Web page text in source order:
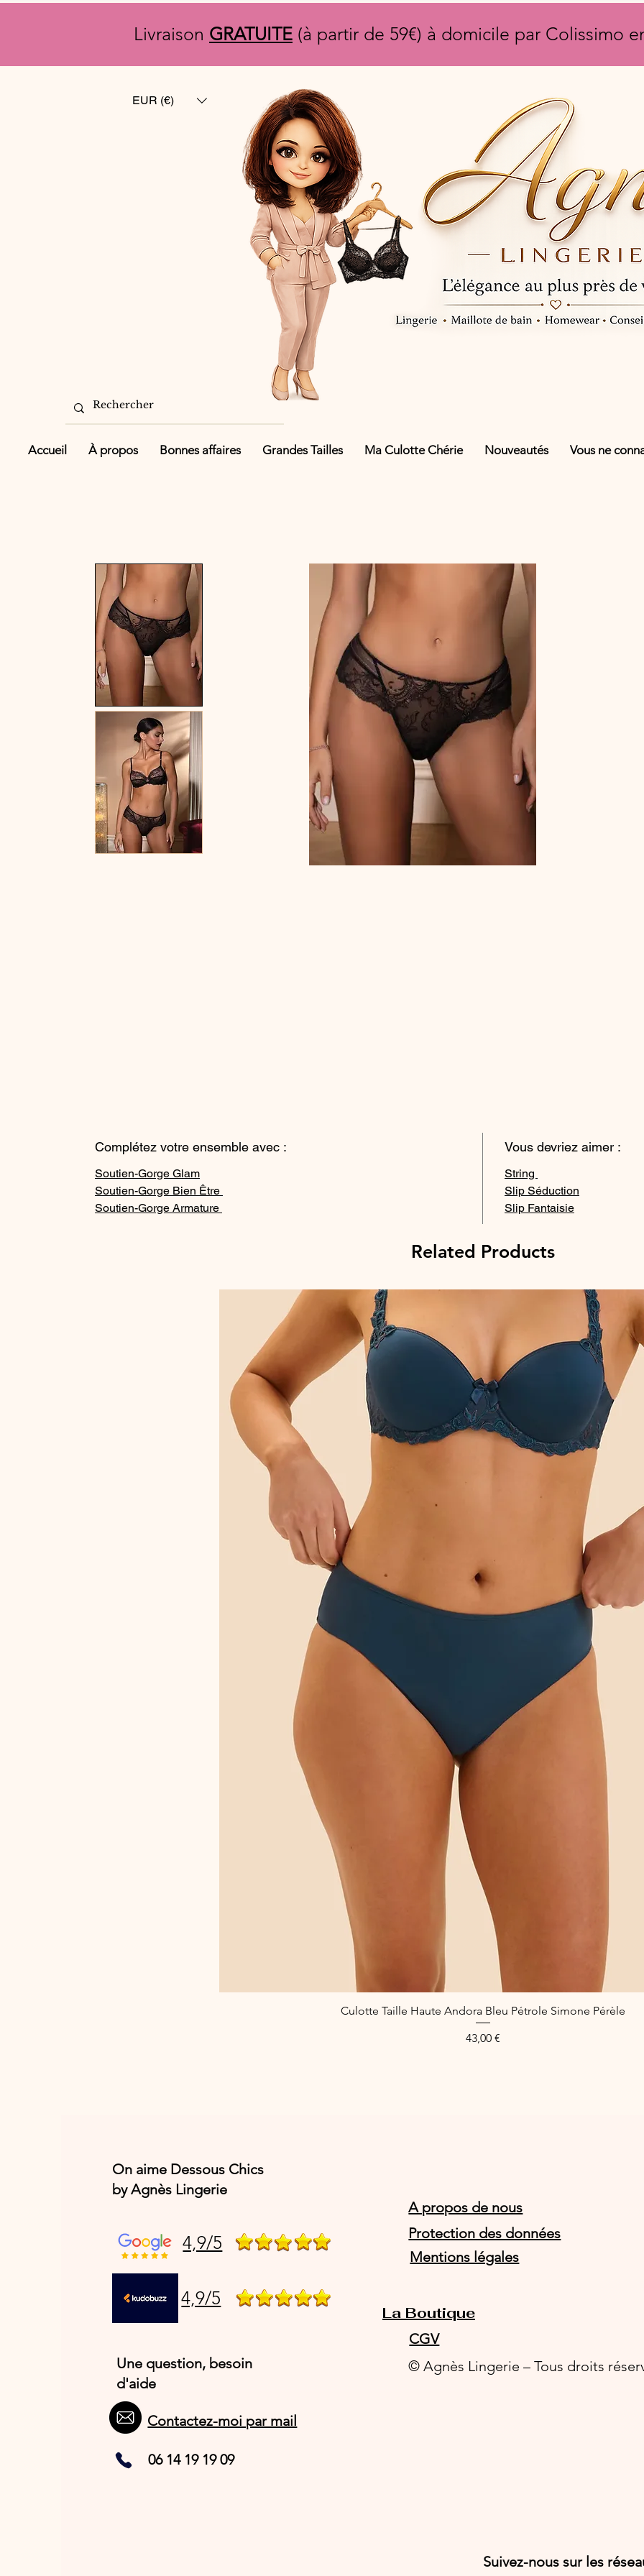
Livraison GRATUITE (à partir de 59€) à domicile par Colissimo
EUR (€)
Accueil À propos Bonnes affaires Grandes Tailles Ma Culotte Chérie Nouveautés Vous ne
Complétez votre ensemble avec :
Soutien-Gorge Glam
Soutien-Gorge Bien Être
Soutien-Gorge Armature
Vous devriez aimer :
String
Slip Séduction
Slip Fantaisie
Related Products
Quick View
Culotte Taille Haute Andora Bleu Pétrole Simone Pérèle
Price
43,00 €
On aime Dessous Chics
by Agnès Lingerie
4,9/5
4,9/5
Une question, besoin
d'aide
Contactez-moi par mail
06 14 19 19 09
A propos de nous
Protection des données
Mentions légales
CGV
© Agnès Lingerie – Tous droits
Suivez-nous sur les
La Boutique